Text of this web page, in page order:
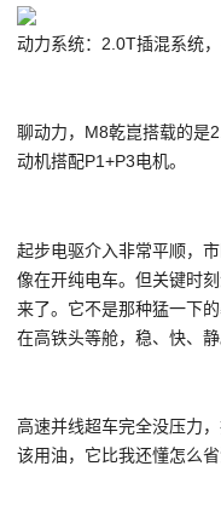
动力系统：2.0T插混系统，
聊动力，M8乾崑搭载的是
动机搭配P1+P3电机。
起步电驱介入非常平顺，
像在开纯电车。但关键时
来了。它不是那种猛一下
在高铁头等舱，稳、快、静
高速并线超车完全没压力
该用油，它比我还懂怎么省